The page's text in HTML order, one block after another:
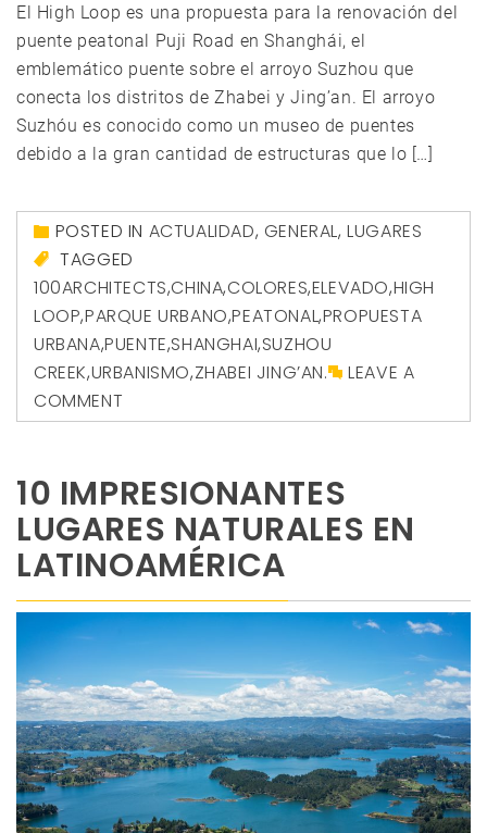
El High Loop es una propuesta para la renovación del
puente peatonal Puji Road en Shanghái, el
emblemático puente sobre el arroyo Suzhou que
conecta los distritos de Zhabei y Jing’an. El arroyo
Suzhóu es conocido como un museo de puentes
debido a la gran cantidad de estructuras que lo […]
POSTED IN ACTUALIDAD, GENERAL,LUGARES
TAGGED
100ARCHITECTS,CHINA,COLORES,ELEVADO,HIGH
LOOP,PARQUE URBANO,PEATONAL,PROPUESTA
URBANA,PUENTE,SHANGHAI,SUZHOU
CREEK,URBANISMO,ZHABEI JING’AN.
LEAVE A
COMMENT
10 IMPRESIONANTES
LUGARES NATURALES EN
LATINOAMÉRICA